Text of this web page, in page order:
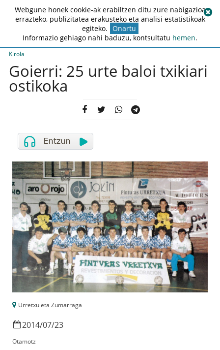
Kirola
Goierri: 25 urte baloi txikiari
ostikoka
Urretxu eta Zumarraga
2014/07/23
Otamotz
Webgune honek cookie-ak erabiltzen ditu zure nabigazioa
errazteko, publizitatea erakusteko eta analisi estatistikoak
egiteko. Onartu
Informazio gehiago nahi baduzu, kontsultatu hemen.